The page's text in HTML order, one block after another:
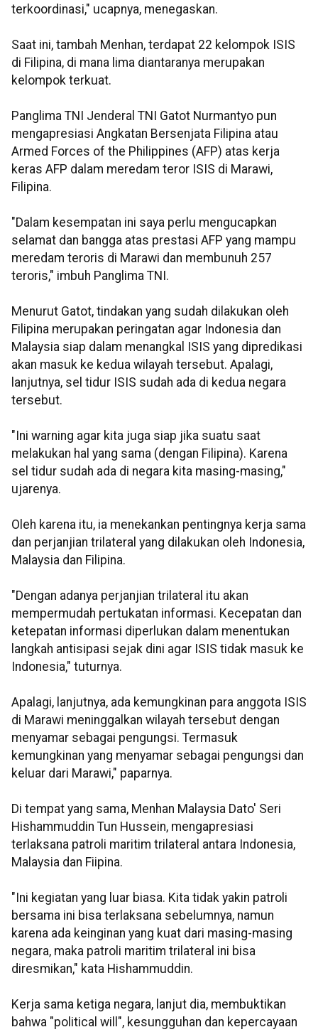
terkoordinasi," ucapnya, menegaskan.
Saat ini, tambah Menhan, terdapat 22 kelompok ISIS
di Filipina, di mana lima diantaranya merupakan
kelompok terkuat.
Panglima TNI Jenderal TNI Gatot Nurmantyo pun
mengapresiasi Angkatan Bersenjata Filipina atau
Armed Forces of the Philippines (AFP) atas kerja
keras AFP dalam meredam teror ISIS di Marawi,
Filipina.
"Dalam kesempatan ini saya perlu mengucapkan
selamat dan bangga atas prestasi AFP yang mampu
meredam teroris di Marawi dan membunuh 257
teroris," imbuh Panglima TNI.
Menurut Gatot, tindakan yang sudah dilakukan oleh
Filipina merupakan peringatan agar Indonesia dan
Malaysia siap dalam menangkal ISIS yang dipredikasi
akan masuk ke kedua wilayah tersebut. Apalagi,
lanjutnya, sel tidur ISIS sudah ada di kedua negara
tersebut.
"Ini warning agar kita juga siap jika suatu saat
melakukan hal yang sama (dengan Filipina). Karena
sel tidur sudah ada di negara kita masing-masing,"
ujarenya.
Oleh karena itu, ia menekankan pentingnya kerja sama
dan perjanjian trilateral yang dilakukan oleh Indonesia,
Malaysia dan Filipina.
"Dengan adanya perjanjian trilateral itu akan
mempermudah pertukatan informasi. Kecepatan dan
ketepatan informasi diperlukan dalam menentukan
langkah antisipasi sejak dini agar ISIS tidak masuk ke
Indonesia," tuturnya.
Apalagi, lanjutnya, ada kemungkinan para anggota ISIS
di Marawi meninggalkan wilayah tersebut dengan
menyamar sebagai pengungsi. Termasuk
kemungkinan yang menyamar sebagai pengungsi dan
keluar dari Marawi," paparnya.
Di tempat yang sama, Menhan Malaysia Dato' Seri
Hishammuddin Tun Hussein, mengapresiasi
terlaksana patroli maritim trilateral antara Indonesia,
Malaysia dan Fiipina.
"Ini kegiatan yang luar biasa. Kita tidak yakin patroli
bersama ini bisa terlaksana sebelumnya, namun
karena ada keinginan yang kuat dari masing-masing
negara, maka patroli maritim trilateral ini bisa
diresmikan," kata Hishammuddin.
Kerja sama ketiga negara, lanjut dia, membuktikan
bahwa "political will", kesungguhan dan kepercayaan